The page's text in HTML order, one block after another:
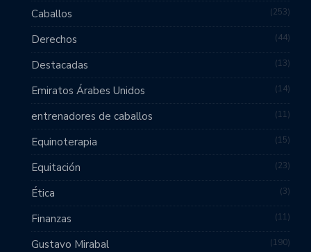
Caballos 253
Derechos 44
Destacadas 13
Emiratos Árabes Unidos 14
entrenadores de caballos 11
Equinoterapia 15
Equitación 23
Ética 3
Finanzas 11
Gustavo Mirabal 190